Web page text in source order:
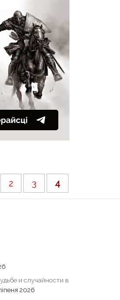
2 3 4
и случайности в
2026